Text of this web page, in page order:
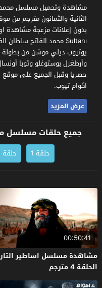
الثانية والثمانون مترجم
يوتيوب ديلي موشن من بطولة
وأرطغرل بوستوغلو وتوبا
حصريا وقبل الجميع على موقع
اكوام تيوب.
عرض المزيد
جميع حلقات مسلسل
حلقة 1 حلقة 2
00:50:41
مشاهدة مسلسل اساطير
الحلقة 4 مترجم